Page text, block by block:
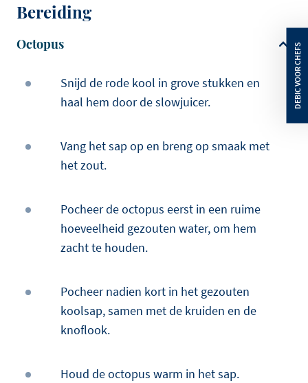
Bereiding
Octopus
Snijd de rode kool in grove stukken en
haal hem door de slowjuicer.
Vang het sap op en breng op smaak met
het zout.
Pocheer de octopus eerst in een ruime
hoeveelheid gezouten water, om hem
zacht te houden.
Pocheer nadien kort in het gezouten
koolsap, samen met de kruiden en de
knoflook.
Houd de octopus warm in het sap.